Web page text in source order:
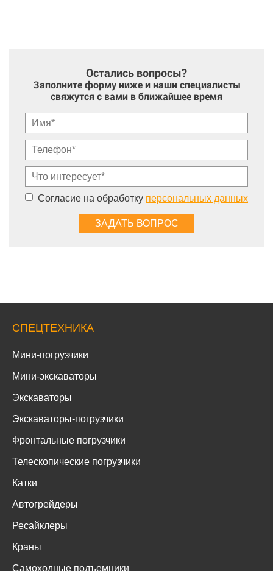
Остались вопросы?
Заполните форму ниже и наши специалисты
свяжутся с вами в ближайшее время
Согласие на обработку персональных данных
СПЕЦТЕХНИКА
Мини-погрузчики
Мини-экскаваторы
Экскаваторы
Экскаваторы-погрузчики
Фронтальные погрузчики
Телескопические погрузчики
Катки
Автогрейдеры
Ресайклеры
Краны
Самоходные подъемники